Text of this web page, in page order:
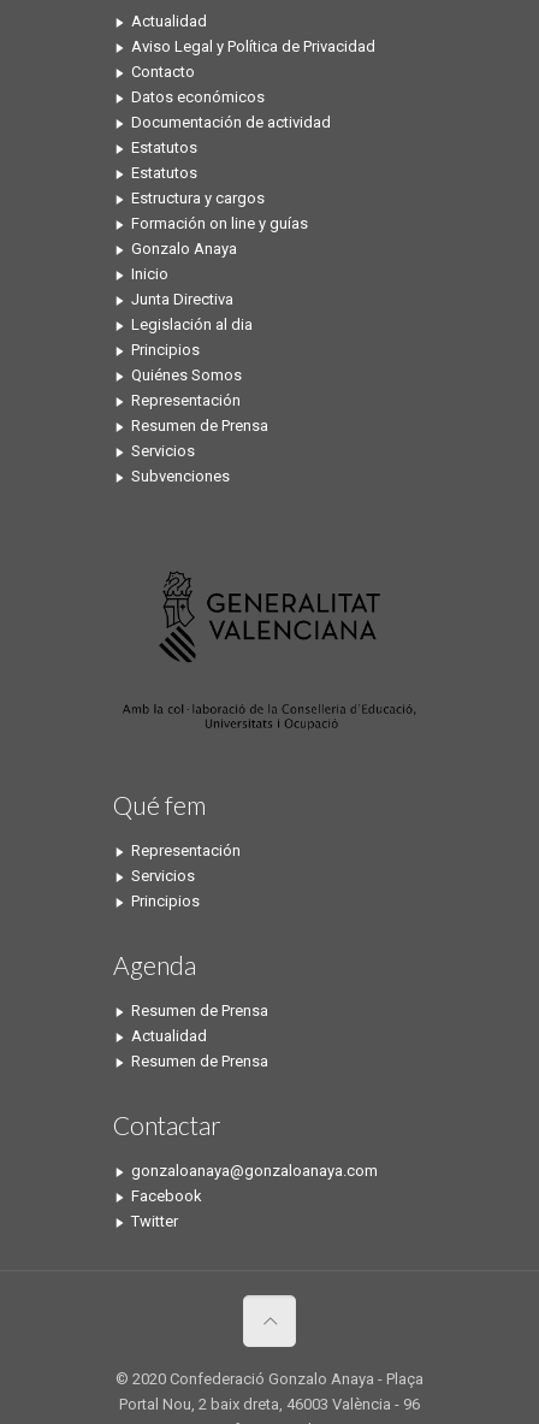
Actualidad
Aviso Legal y Política de Privacidad
Contacto
Datos económicos
Documentación de actividad
Estatutos
Estatutos
Estructura y cargos
Formación on line y guías
Gonzalo Anaya
Inicio
Junta Directiva
Legislación al dia
Principios
Quiénes Somos
Representación
Resumen de Prensa
Servicios
Subvenciones
Qué fem
Representación
Servicios
Principios
Agenda
Resumen de Prensa
Actualidad
Resumen de Prensa
Contactar
gonzaloanaya@gonzaloanaya.com
Facebook
Twitter
© 2020 Confederació Gonzalo Anaya - Plaça
Portal Nou, 2 baix dreta, 46003 València - 96